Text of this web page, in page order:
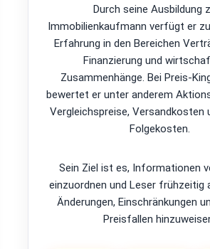
Durch seine Ausbildung
Immobilienkaufmann verfügt er
Erfahrung in den Bereichen
Finanzierung und
Zusammenhänge. Bei Preis-
bewertet er unter anderem
Vergleichspreise, Versandkosten
Folgekosten.
Sein Ziel ist es, Informationen
einzuordnen und Leser frühzeitig
Änderungen, Einschränkungen
Preisfallen